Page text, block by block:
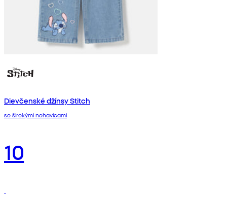
Dievčenské džínsy Stitch
so širokými nohavicami
10